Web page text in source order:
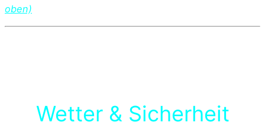
oben)
Wetter & Sicherheit